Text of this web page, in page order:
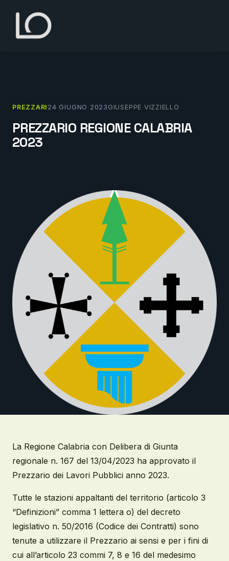
contenuto
PREZZARI 24 GIUGNO 2023 GIUSEPPE VIZZIELLO
PREZZARIO REGIONE CALABRIA
2023
La Regione Calabria con Delibera di Giunta
regionale n. 167 del 13/04/2023 ha approvato il
Prezzario dei Lavori Pubblici anno 2023.
Tutte le stazioni appaltanti del territorio (articolo 3
“Definizioni” comma 1 lettera o) del decreto
legislativo n. 50/2016 (Codice dei Contratti) sono
tenute a utilizzare il Prezzario ai sensi e per i fini di
cui all’articolo 23 commi 7, 8 e 16 del medesimo